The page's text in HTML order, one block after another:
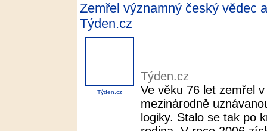
Zemřel významný český vědec
Týden.cz
Týden.cz
Týden.cz
Ve věku 76 let zemřel
mezinárodně
logiky. Stalo se tak po